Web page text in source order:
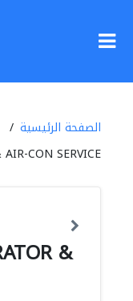
الصفحة الرئيسية
CON SERVICE
&